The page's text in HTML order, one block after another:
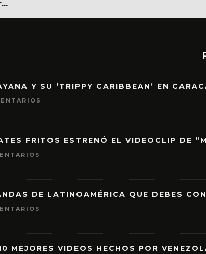
Y SU ‘TRIPPY CARIBBEAN’ EN
FRITOS ESTRENÓ EL VIDEOCLIP DE
DE LATINOAMÉRICA QUE DEBES
MEJORES VIDEOS HECHOS POR